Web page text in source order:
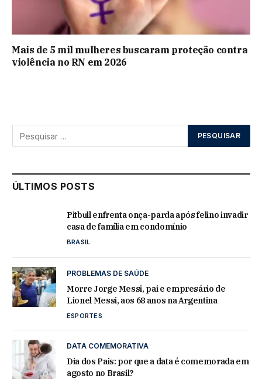
Mais de 5 mil mulheres buscaram proteção contra
violência no RN em 2026
ÚLTIMOS POSTS
Pitbull enfrenta onça-parda após felino invadir
casa de família em condomínio
BRASIL
PROBLEMAS DE SAÚDE
Morre Jorge Messi, pai e empresário de
Lionel Messi, aos 68 anos na Argentina
ESPORTES
DATA COMEMORATIVA
Dia dos Pais: por que a data é comemorada em
agosto no Brasil?